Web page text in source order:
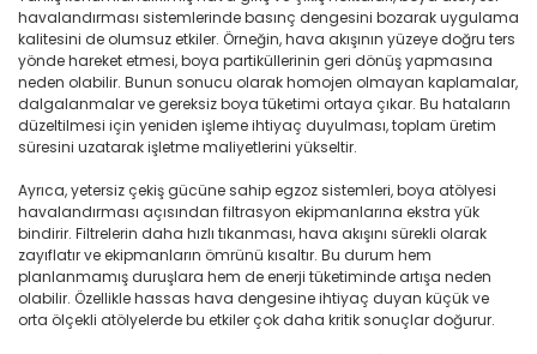
havalandırması sistemlerinde basınç dengesini bozarak uygulama
kalitesini de olumsuz etkiler. Örneğin, hava akışının yüzeye doğru ters
yönde hareket etmesi, boya partiküllerinin geri dönüş yapmasına
neden olabilir. Bunun sonucu olarak homojen olmayan kaplamalar,
dalgalanmalar ve gereksiz boya tüketimi ortaya çıkar. Bu hataların
düzeltilmesi için yeniden işleme ihtiyaç duyulması, toplam üretim
süresini uzatarak işletme maliyetlerini yükseltir.
Ayrıca, yetersiz çekiş gücüne sahip egzoz sistemleri, boya atölyesi
havalandırması açısından filtrasyon ekipmanlarına ekstra yük
bindirir. Filtrelerin daha hızlı tıkanması, hava akışını sürekli olarak
zayıflatır ve ekipmanların ömrünü kısaltır. Bu durum hem
planlanmamış duruşlara hem de enerji tüketiminde artışa neden
olabilir. Özellikle hassas hava dengesine ihtiyaç duyan küçük ve
orta ölçekli atölyelerde bu etkiler çok daha kritik sonuçlar doğurur.